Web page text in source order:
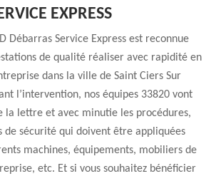
EXPRESS
Débarras Service Express est reconnue
de qualité réaliser avec rapidité en
dans la ville de Saint Ciers Sur
l’intervention, nos équipes 33820 vont
la lettre et avec minutie les procédures,
de sécurité qui doivent être appliquées
machines, équipements, mobiliers de
etc. Et si vous souhaitez bénéficier